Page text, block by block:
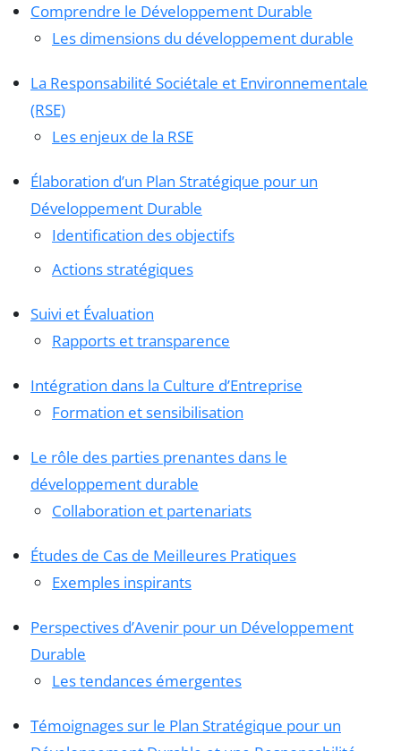
Comprendre le Développement Durable
Les dimensions du développement durable
La Responsabilité Sociétale et Environnementale
(RSE)
Les enjeux de la RSE
Élaboration d’un Plan Stratégique pour un
Développement Durable
Identification des objectifs
Actions stratégiques
Suivi et Évaluation
Rapports et transparence
Intégration dans la Culture d’Entreprise
Formation et sensibilisation
Le rôle des parties prenantes dans le
développement durable
Collaboration et partenariats
Études de Cas de Meilleures Pratiques
Exemples inspirants
Perspectives d’Avenir pour un Développement
Durable
Les tendances émergentes
Témoignages sur le Plan Stratégique pour un